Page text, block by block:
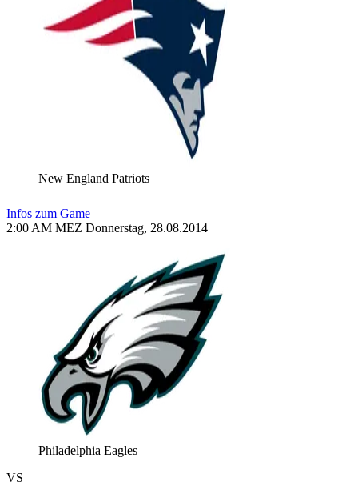
New England Patriots
Infos zum Game
2:00 AM MEZ Donnerstag, 28.08.2014
Philadelphia Eagles
VS